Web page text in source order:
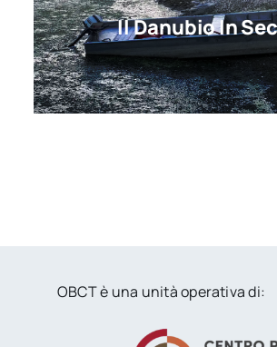
Il Danubio In
OBCT è una unità operativa di: